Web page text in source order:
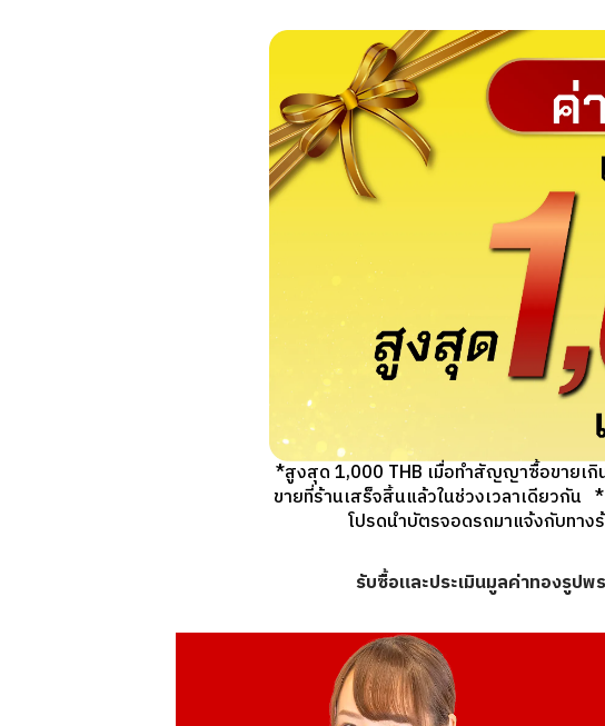
*สูงสุด 1,000 THB เมื่อทำสัญญาซื้อขายเ
ขายที่ร้านเสร็จสิ้นแล้วในช่วงเวลาเดียวกัน
โปรดนำบัตรจอดรถมาแจ้งกับทาง
รับซื้อและประเมินมูลค่าทองรูป